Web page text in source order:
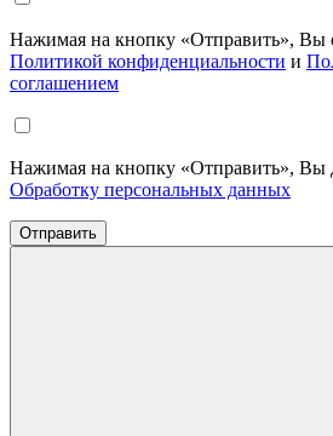
Нажимая на кнопку «Отправить», Вы
Политикой конфиденциальности и
соглашением
Нажимая на кнопку «Отправить», Вы
Обработку персональных данных
Отправить